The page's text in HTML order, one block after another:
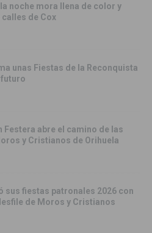
noche mora llena de color y
de Cox
unas Fiestas de la Reconquista
Festera abre el camino de las
y Cristianos de Orihuela
sus fiestas patronales 2026 con
de Moros y Cristianos